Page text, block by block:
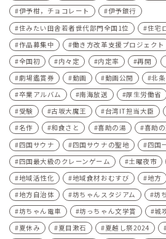
伊予柑，チョコレート
伊予銀行
住みたい田舎若者世代部門全国1位
住宅
作品募集中
働き方改革支援プロジェクト
全国初
内々定 内定率 再開
劇場鑑賞券
動画 動画公開 北条
卒業アルバム
南海放送 厚生労働省
受験
古坂大魔王 台湾IT担当大臣
名作
和食さと 喜助の湯 喜助
四国サウナ
四国サウナの聖地
四国
四国最大級のクレーンゲーム
土曜夜市
地域活性化
地域食材おむすび 地方
地方自治体
坊ちゃんスタジアム
坊
坊ちゃん電車
坊っちゃん文学賞 城
夏休み
夏目漱石 夏越し祭2024